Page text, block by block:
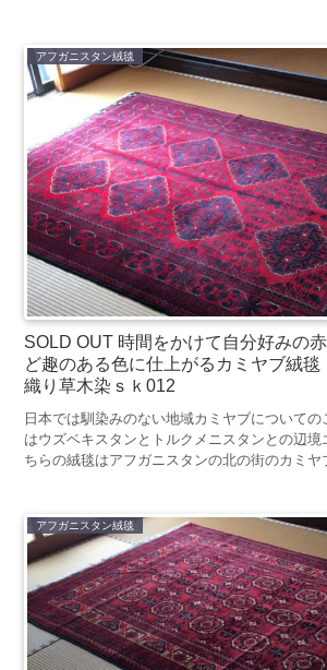
アフガニスタン絨毯
SOLD OUT 時間をかけて自分好みの
ど趣のある色に仕上がるカミヤブ絨
織り草木染ｓｋ012
日本では馴染みのない地域カミヤブについて
はウズベキスタンとトルクメニスタンとの辺境
ちらの絨毯はアフガニスタンの北の街のカミヤ
れました。その集落の名前にちなんでカミヤブ
アフガニスタン絨毯